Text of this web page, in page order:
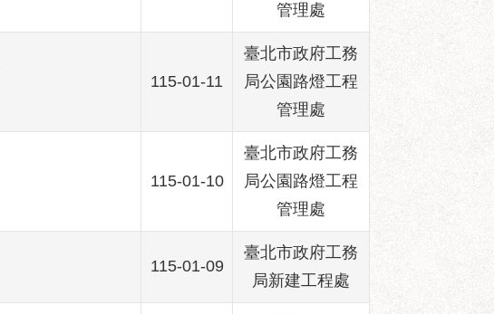
管理處
115-01-11
臺北市政府工務
局公園路燈工程
管理處
115-01-10
臺北市政府工務
局公園路燈工程
管理處
115-01-09
臺北市政府工務
局新建工程處